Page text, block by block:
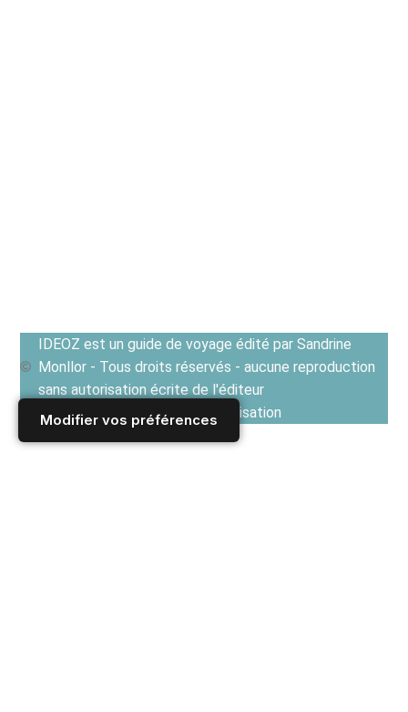
Modifier vos préférences
IDEOZ est un guide de voyage édité par Sandrine
Monllor - Tous droits réservés - aucune reproduction
sans autorisation écrite de l'éditeur
Voir les Conditions générales d'utilisation